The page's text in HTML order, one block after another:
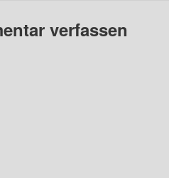
verfassen